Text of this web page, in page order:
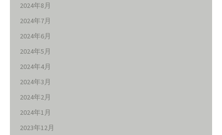
2024年8月
2024年7月
2024年6月
2024年5月
2024年4月
2024年3月
2024年2月
2024年1月
2023年12月